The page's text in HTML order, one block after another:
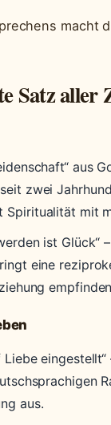
macht
Satz aller
aus
zwei
Spiritualität mit
ist Glück“
eine
aus.